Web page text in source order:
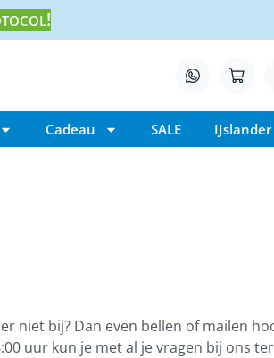
!
Cadeau SALE
niet bij? Dan even bellen of mailen
uur kun je met al je vragen bij ons